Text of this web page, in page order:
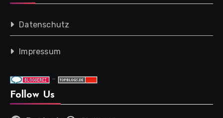
Datenschutz
Impressum
-
Follow Us